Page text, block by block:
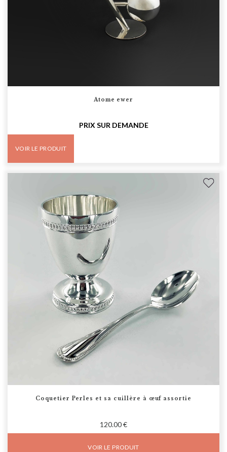
Atome ewer
PRIX SUR DEMANDE
VOIR LE PRODUIT
Coquetier Perles et sa cuillère à œuf assortie
120.00 €
VOIR LE PRODUIT